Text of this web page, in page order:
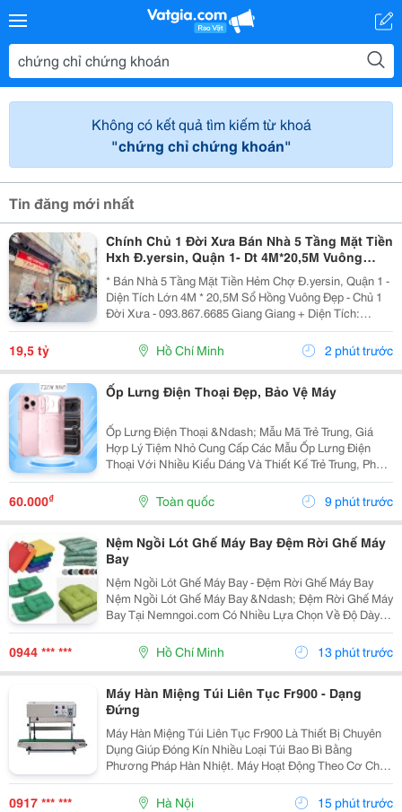
Không có kết quả tìm kiếm từ khoá
"chứng chỉ chứng khoán"
Tin đăng mới nhất
Chính Chủ 1 Đời Xưa Bán Nhà 5 Tầng Mặt Tiền
Hxh Đ.yersin, Quận 1- Dt 4M*20,5M Vuông
Đẹp- Giá Tốt Chỉ 19,5T- Nh Định Giá 19T- Khai
Thác Dòng
* Bán Nhà 5 Tầng Mặt Tiền Hẻm Chợ Đ.yersin, Quận 1 -
Diện Tích Lớn 4M * 20,5M Sổ Hồng Vuông Đẹp - Chủ 1
Đời Xưa - 093.867.6685 Giang Giang + Diện Tích:
80M2. + Kết Cấu: 5 Tầng Btct - 6Pn - 6 Wc. + Ngay Chợ
Bến Thành &Amp; Chợ Dân Sinh - Khu Vực...
19,5 tỷ Hồ Chí Minh 2 phút trước
Ốp Lưng Điện Thoại Đẹp, Bảo Vệ Máy
Ốp Lưng Điện Thoại &Ndash; Mẫu Mã Trẻ Trung, Giá
Hợp Lý Tiệm Nhỏ Cung Cấp Các Mẫu Ốp Lưng Điện
Thoại Với Nhiều Kiểu Dáng Và Thiết Kế Trẻ Trung, Phù
Hợp Với Học Sinh, Sinh Viên Và Người Dùng Yêu Thích
Phụ Kiện Điện Thoại. Ốp Được Thiết Kế Vừa Vặn...
60.000₫ Toàn quốc 9 phút trước
Nệm Ngồi Lót Ghế Máy Bay Đệm Rời Ghế Máy
Bay
Nệm Ngồi Lót Ghế Máy Bay - Đệm Rời Ghế Máy Bay
Nệm Ngồi Lót Ghế Máy Bay &Ndash; Đệm Rời Ghế Máy
Bay Tại Nemngoi.com Có Nhiều Lựa Chọn Về Độ Dày,
Ruột Nệm, Chất Liệu Vỏ Và Kích Thước Để Đáp Ứng
Nhu Cầu Người Mua. Sản Phẩm Đang Có Khuyến Mãi,
Ưu Đãi...
0944 *** *** Hồ Chí Minh 13 phút trước
Máy Hàn Miệng Túi Liên Tục Fr900 - Dạng
Đứng
Máy Hàn Miệng Túi Liên Tục Fr900 Là Thiết Bị Chuyên
Dụng Giúp Đóng Kín Nhiều Loại Túi Bao Bì Bằng
Phương Pháp Hàn Nhiệt. Máy Hoạt Động Theo Cơ Chế
Liên Tục, Hỗ Trợ Tăng Tốc Độ Đóng Gói Và Tạo Đường
Hàn Đều Trên Từng Sản Phẩm. Đây Là Lựa Chọn Phù
0917 *** *** Hà Nội 15 phút trước